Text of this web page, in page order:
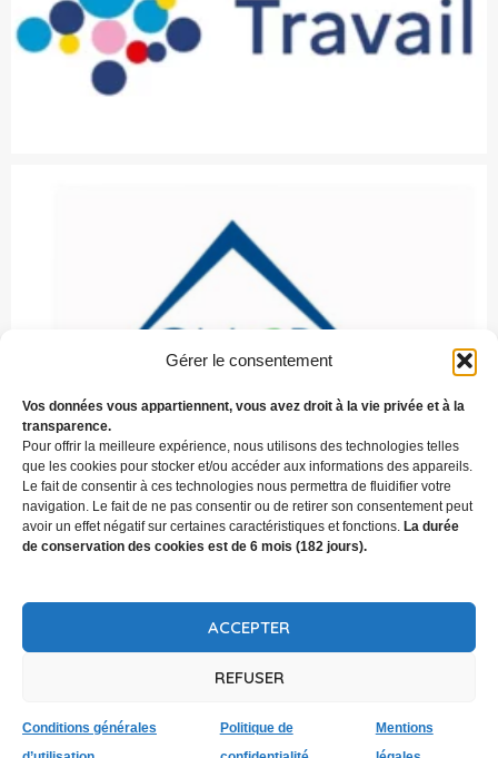
Gérer le consentement
Vos données vous appartiennent, vous avez droit à la vie privée et à la
transparence.
Pour offrir la meilleure expérience, nous utilisons des technologies telles
que les cookies pour stocker et/ou accéder aux informations des appareils.
Le fait de consentir à ces technologies nous permettra de fluidifier votre
navigation. Le fait de ne pas consentir ou de retirer son consentement peut
avoir un effet négatif sur certaines caractéristiques et fonctions. La durée
de conservation des cookies est de 6 mois (182 jours).
ACCEPTER
REFUSER
Conditions générales
Politique de
Mentions